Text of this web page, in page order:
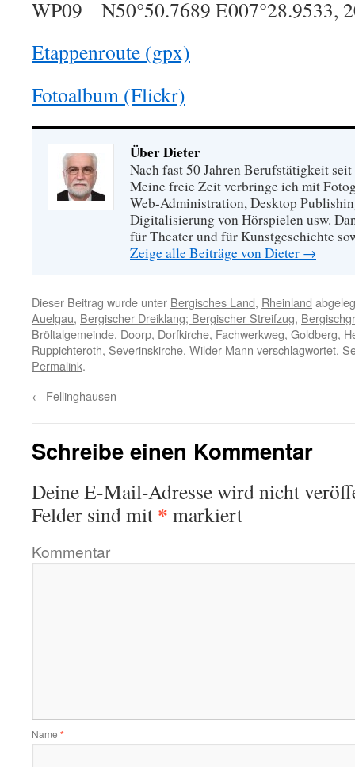
WP09 N50°50.7689 E007°28.9533,
Etappenroute (gpx)
Fotoalbum (Flickr)
Über Dieter
Nach fast 50 Jahren Berufstätigkeit
Meine freie Zeit verbringe ich mit
Web-Administration, Desktop
Digitalisierung von Hörspielen usw.
für Theater und für Kunstgeschichte
Zeige alle Beiträge von Dieter →
Dieser Beitrag wurde unter Bergisches Land, Rheinland
Auelgau, Bergischer Dreiklang; Bergischer Streifzug,
Bröltalgemeinde, Doorp, Dorfkirche, Fachwerkweg, Goldberg,
Ruppichteroth, Severinskirche, Wilder Mann verschlagwortet.
Permalink.
← Fellinghausen
Schreibe einen Kommentar
Deine E-Mail-Adresse wird nicht
Felder sind mit * markiert
Kommentar
Name *